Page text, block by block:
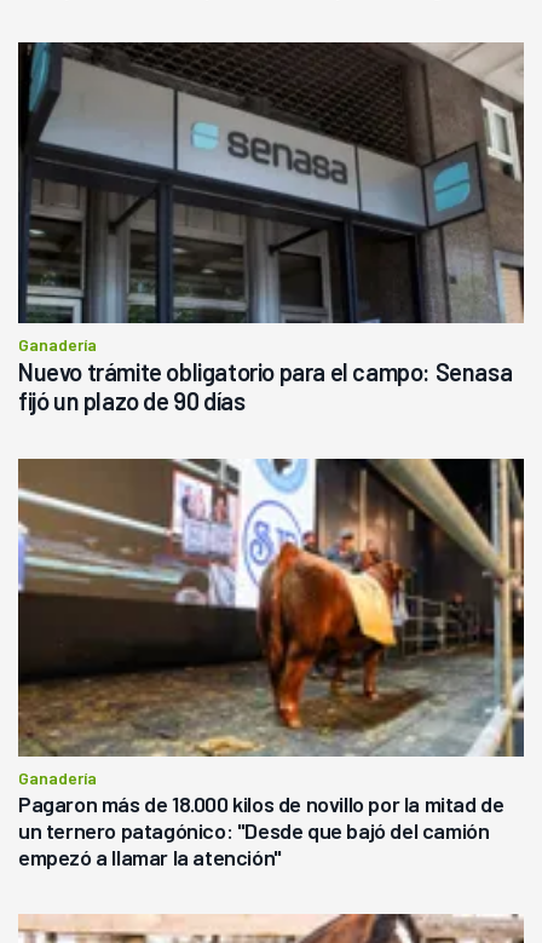
Ganadería
Nuevo trámite obligatorio para el campo: Senasa
fijó un plazo de 90 días
Ganadería
Pagaron más de 18.000 kilos de novillo por la mitad de
un ternero patagónico: "Desde que bajó del camión
empezó a llamar la atención"